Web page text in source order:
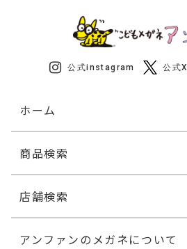
公式instagram 公式X
ホーム
商品検索
店舗検索
アンファンのメガネについて